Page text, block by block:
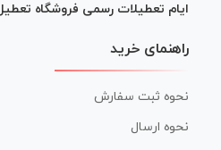
ایام تعطیلات رسمی فروشگاه
راهنمای خرید
نحوه ثبت سفارش
نحوه ارسال